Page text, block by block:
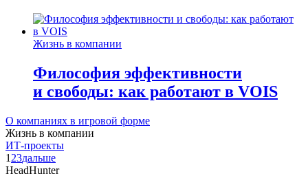
Жизнь в компании
Философия эффективности
и свободы: как работают в VOIS
О компаниях в игровой форме
Жизнь в компании
ИТ-проекты
1 23дальше
HeadHunter